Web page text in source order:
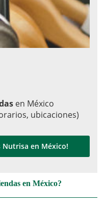
en México
ubicaciones)
Nutrisa en México!
en México?